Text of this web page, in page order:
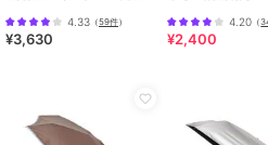
4.33 （59件）
¥3,630
0601
4.20 （
¥2,400